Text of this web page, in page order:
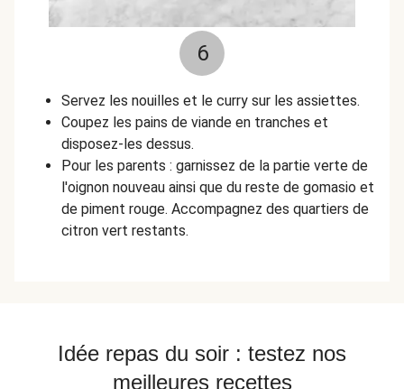
6
Servez les nouilles et le curry sur les assiettes.
Coupez les pains de viande en tranches et
disposez-les dessus.
Pour les parents : garnissez de la partie verte de
l'oignon nouveau ainsi que du reste de gomasio et
de piment rouge. Accompagnez des quartiers de
citron vert restants.
Idée repas du soir : testez nos
meilleures recettes